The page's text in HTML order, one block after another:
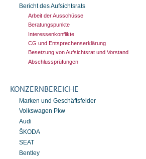
ANHANG
MAGAZIN
Bericht des Aufsichtsrats
Arbeit der Ausschüsse
Beratungspunkte
Interessenkonflikte
CG und Entsprechens­erklärung
Besetzung von Aufsichtsrat und Vorstand
Abschlussprüfungen
KONZERNBEREICHE
Marken und Geschäftsfelder
Volkswagen Pkw
Audi
ŠKODA
SEAT
Bentley